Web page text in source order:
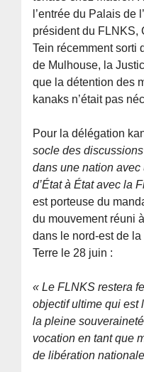
l’entrée du Palais de
président du FLNKS,
Tein récemment sorti
de Mulhouse, la
que la détention des
kanaks n’était pas
Pour la délégation
socle des
dans une nation avec
d’État à État avec la
est porteuse du
du mouvement réuni
dans le nord-est de la
Terre le 28 juin :
« Le FLNKS restera
objectif ultime qui est
la pleine souveraineté
vocation en tant que
de libération